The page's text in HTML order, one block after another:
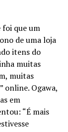
foi que um
de uma loja
itens do
muitas
muitas
online. Ogawa,
em
“É mais